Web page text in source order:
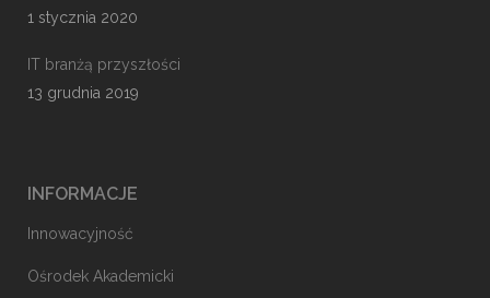
1 stycznia 2020
IT branżą przyszłości
13 grudnia 2019
INFORMACJE
Innowacyjność
Ośrodek Akademicki